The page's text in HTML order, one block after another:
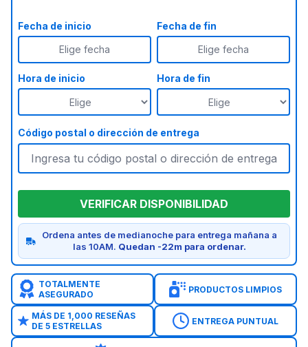
Fecha de inicio
Elige fecha
Fecha de fin
Elige fecha
Hora de inicio Hora de fin
Código postal o dirección de entrega
VERIFICAR DISPONIBILIDAD
Ordena antes de medianoche para entrega mañana a
las 10AM. Quedan -22m para ordenar.
TOTALMENTE
ASEGURADO
PRODUCTOS LIMPIOS
MÁS DE 1,000 RESEÑAS
DE 5 ESTRELLAS
ENTREGA PUNTUAL